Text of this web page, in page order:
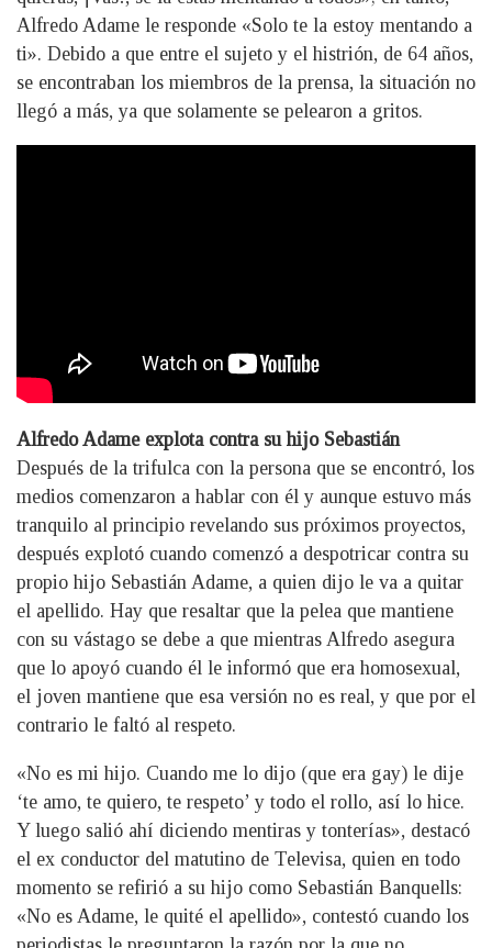
Alfredo Adame le responde «Solo te la estoy mentando a
ti». Debido a que entre el sujeto y el histrión, de 64 años,
se encontraban los miembros de la prensa, la situación no
llegó a más, ya que solamente se pelearon a gritos.
Alfredo Adame explota contra su hijo Sebastián
Después de la trifulca con la persona que se encontró, los
medios comenzaron a hablar con él y aunque estuvo más
tranquilo al principio revelando sus próximos proyectos,
después explotó cuando comenzó a despotricar contra su
propio hijo Sebastián Adame, a quien dijo le va a quitar
el apellido. Hay que resaltar que la pelea que mantiene
con su vástago se debe a que mientras Alfredo asegura
que lo apoyó cuando él le informó que era homosexual,
el joven mantiene que esa versión no es real, y que por el
contrario le faltó al respeto.
«No es mi hijo. Cuando me lo dijo (que era gay) le dije
‘te amo, te quiero, te respeto’ y todo el rollo, así lo hice.
Y luego salió ahí diciendo mentiras y tonterías», destacó
el ex conductor del matutino de Televisa, quien en todo
momento se refirió a su hijo como Sebastián Banquells:
«No es Adame, le quité el apellido», contestó cuando los